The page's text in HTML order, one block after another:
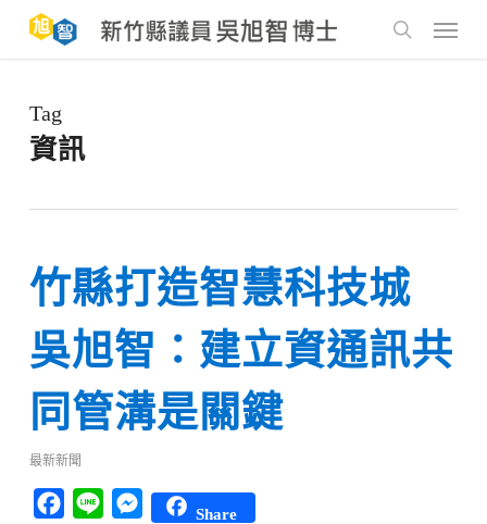
main
Menu
Tag
資訊
竹縣打造智慧科技城
吳旭智：建立資通訊共
同管溝是關鍵
最新新聞
Facebook
Line Messenger
Share